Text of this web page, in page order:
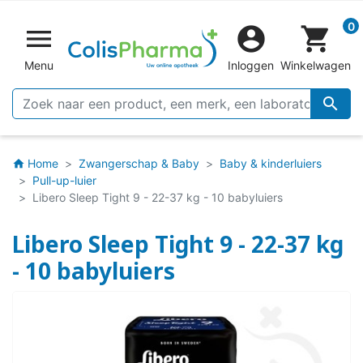

Menu


Inloggen
shopping_cart 0
Winkelwagen
home Home Zwangerschap & Baby
Baby & kinderluiers
Pull-up-luier
Libero Sleep Tight 9 - 22-37 kg - 10 babyluiers
Libero Sleep Tight 9 - 22-37 kg
- 10 babyluiers